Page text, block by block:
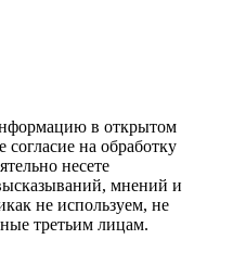
в открытом
на обработку
несете
мнений и
не используем, не
третьим лицам.